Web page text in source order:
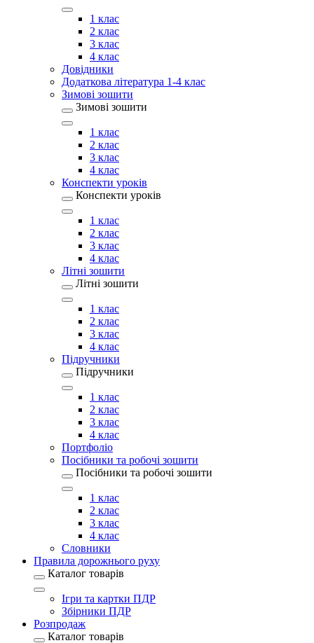
1 клас
2 клас
3 клас
4 клас
Довідники
Додаткова література 1-4 клас
Зимові зошити
Зимові зошити
1 клас
2 клас
3 клас
4 клас
Конспекти уроків
Конспекти уроків
1 клас
2 клас
3 клас
4 клас
Літні зошити
Літні зошити
1 клас
2 клас
3 клас
4 клас
Підручники
Підручники
1 клас
2 клас
3 клас
4 клас
Портфоліо
Посібники та робочі зошити
Посібники та робочі зошити
1 клас
2 клас
3 клас
4 клас
Словники
Правила дорожнього руху
Каталог товарів
Ігри та картки ПДР
Збірники ПДР
Розпродаж
Каталог товарів